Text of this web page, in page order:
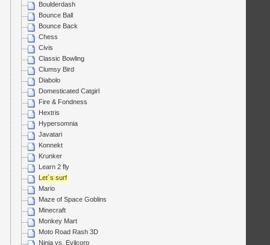
Boulderdash
Bounce Ball
Bounce Back
Chess
Civis
Classic Bowling
Clumsy Bird
Diabolo
Domesticated Catgirl
Fire & Fondness
Hextris
Hypersomnia
Javatari
Konnekt
Krunker
Learn 2 fly
Let´s surf
Mario
Maze of Space Goblins
Minecraft
Monkey Mart
Moto Road Rash 3D
Ninja vs. Evilcorp